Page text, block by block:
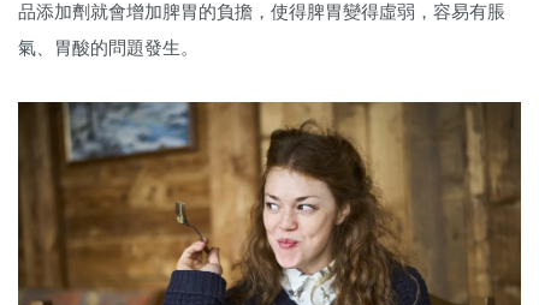
品添加劑就會增加脾胃的負擔，使得脾胃變得虛弱，容易有脹
氣、胃酸的問題發生。